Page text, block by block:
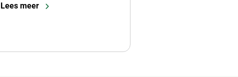
Lees meer